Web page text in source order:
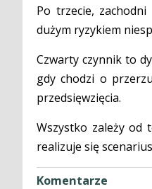
Po trzecie,
dużym ryzykiem
Czwarty czynnik to
gdy chodzi o
przedsięwzięcia.
Wszystko zależy od
realizuje się
Komentarze